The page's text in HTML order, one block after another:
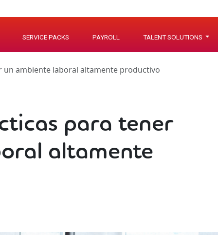
SERVICE PACKS PAYROLL TALENT SOLUTIONS
un ambiente laboral altamente productivo
para tener
altamente